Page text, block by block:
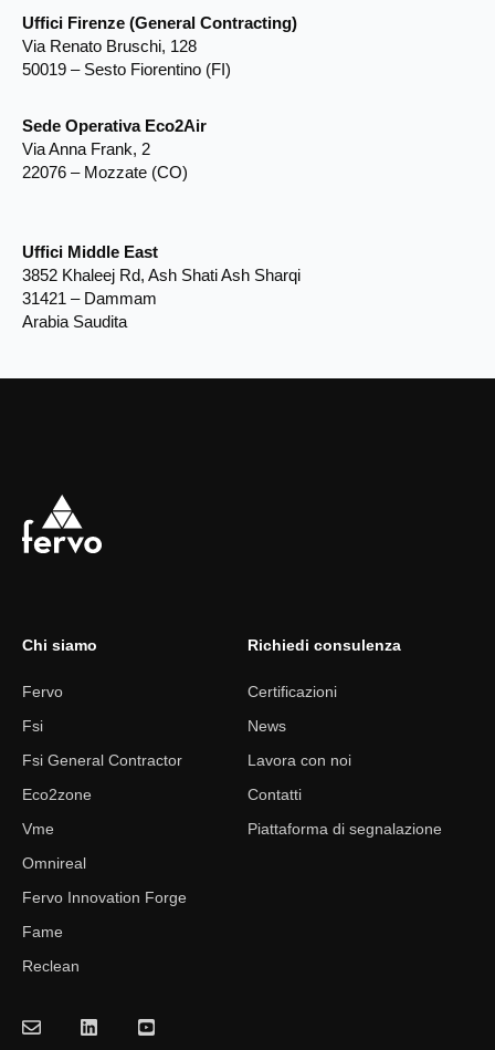
Uffici Firenze (General Contracting)
Via Renato Bruschi, 128
50019 – Sesto Fiorentino (FI)
Sede Operativa Eco2Air
Via Anna Frank, 2
22076 – Mozzate (CO)
Uffici Middle East
3852 Khaleej Rd, Ash Shati Ash Sharqi
31421 – Dammam
Arabia Saudita
Chi siamo
Fervo
Fsi
Fsi General Contractor
Eco2zone
Vme
Omnireal
Fervo Innovation Forge
Fame
Reclean
Richiedi consulenza
Certificazioni
News
Lavora con noi
Contatti
Piattaforma di segnalazione